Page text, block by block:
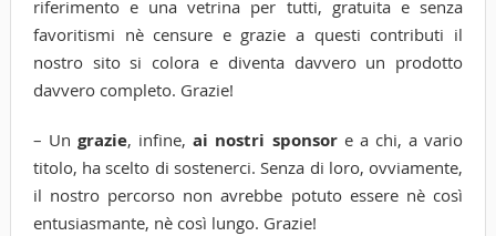
riferimento e una vetrina per tutti, gratuita e senza
favoritismi nè censure e grazie a questi contributi il
nostro sito si colora e diventa davvero un prodotto
davvero completo. Grazie!
– Ungrazie, infine,ai nostri sponsore a chi, a vario
titolo, ha scelto di sostenerci. Senza di loro, ovviamente,
il nostro percorso non avrebbe potuto essere nè così
entusiasmante, nè così lungo. Grazie!